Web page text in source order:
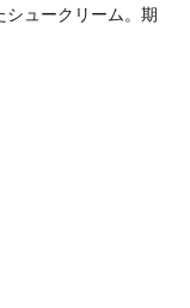
シュークリーム。期